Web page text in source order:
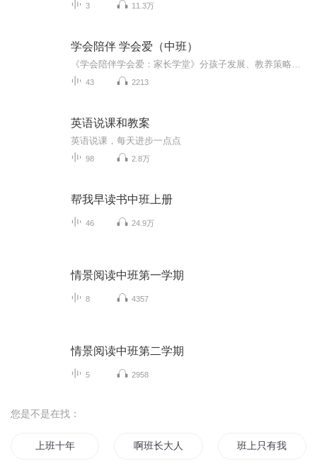
3 11.3万
学会陪伴 学会爱（中班）
43 2213
英语说课和教案
英语说课，每天进步一点点
98 2.8万
帮我早读书中班上册
46 24.9万
情景阅读中班第一学期
8 4357
情景阅读中班第二学期
5 2958
您是不是在找：
上班十年 啊班长大人 班上只有我一个